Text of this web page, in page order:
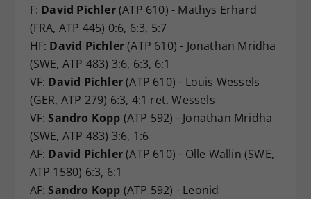
F: David Pichler(ATP 610) - Mathys Erhard
(FRA, ATP 445) 0:6, 6:3, 5:7
HF: David Pichler(ATP 610) - Jonathan Mridha
(SWE, ATP 483) 3:6, 6:3, 6:1
VF: David Pichler(ATP 610) - Louis Wessels
(GER, ATP 279) 6:3, 4:1 ret. Wessels
VF:Sandro Kopp (ATP 592) - Jonathan Mridha
(SWE, ATP 483) 3:6, 1:6
AF: David Pichler(ATP 610) - Olle Wallin (SWE,
ATP 1580) 6:3, 6:1
AF:Sandro Kopp (ATP 592) - Leonid